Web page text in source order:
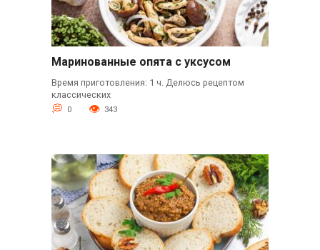
Маринованные опята с уксусом
Время приготовления: 1 ч. Делюсь рецептом
классических
0 343